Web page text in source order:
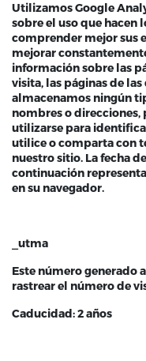
Utilizamos Google
sobre el uso que hacen
comprender mejor sus
mejorar
información sobre las
visita, las páginas de
almacenamos ningún
nombres o direcciones,
utilizarse para
utilice o comparta con
nuestro sitio. La fecha
continuación
en su navegador.
_utma
Este número generado
rastrear el número de
Caducidad: 2 años